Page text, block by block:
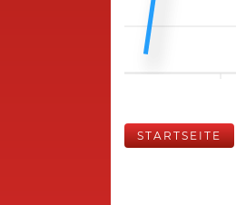
STARTSEITE